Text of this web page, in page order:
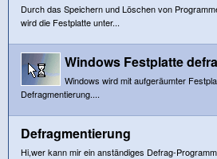
Durch das Speichern und Löschen von
wird die Festplatte unter...
Windows Festplatte
Windows wird mit aufgeräumter
Defragmentierung....
Defragmentierung
Hi,wer kann mir ein anständiges Defrag-